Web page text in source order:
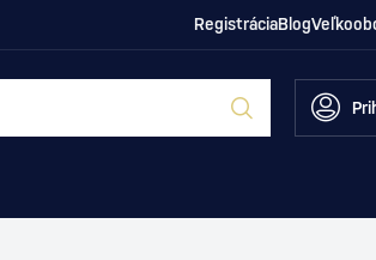
RegistráciaBlog